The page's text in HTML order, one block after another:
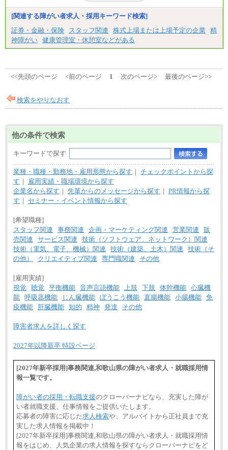
[関連する障がい者求人・採用キーワード検索]
証券・金融・保険
スタッフ関連 株式上場または上場予定の企業
精
神障がい 健康管理室・休憩室などがある
<<先頭のページ <前のページ 1 次のページ> 最後のページ>>
検索をやりなおす
他の条件で検索
キーワードで探す
業種・職種・勤務地・雇用形態から探す ｜ チェックポイントから探
す ｜
雇用実績・職場環境から探す
企業名から探す ｜ 先輩からのメッセージから探す ｜ PR情報から探
す ｜ セミナー・イベント情報から探す
[希望職種]
スタッフ関連
事務関連 企画・マーケティング関連 営業関連
販
売関連
サービス関連
技術（ソフトウェア、ネットワーク）関連
技術（電気、電子、機械）関連
技術（建築、土木）関連
技術（そ
の他）
クリエイティブ関連 専門職関連 その他
[雇用実績]
視覚
聴覚 平衡機能 音声言語機能 上肢 下肢 体幹機能 心臓機
能 呼吸器機能 じん臓機能 ぼうこう機能 直腸機能 小腸機能 免
疫機能
肝臓機能 知的 精神 発達 その他
障害者求人を詳しく探す
2027年以降新卒 特設ページ
[2027年新卒採用]事務関連,和歌山県の障がい者求人・就職採用情
報一覧です。
障がい者の採用・転職支援のクローバーナビなら、充実した障が
い者就職支援、仕事情報をご提供いたします。
応募者の障害に応じた求人検索や、アルバイトから正社員まで充
実した求人情報を掲載中！
[2027年新卒採用]事務関連,和歌山県の障がい者求人・就職採用情
報をはじめ、人気企業の求人情報を探すならクローバーナビをど